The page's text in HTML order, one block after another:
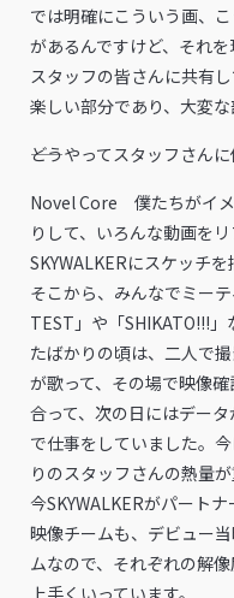
では明確にこういう画、
があるんですけど、それ
スタッフの皆さんに共有
楽しい部分であり、大変な
――どうやってスタッフさん
Novel Core 僕たちがイ
りして、いろんな動画を
SKYWALKERにスケッチ
そこから、みんなでミー
TEST」や「SHIKATO!!!」
たばかりの頃は、二人で
が歌って、その場で映像
合って、次の日にはデー
で仕事をしていました。
りのスタッフさんの熱量
今SKYWALKERがパート
映像チームも、デビュー
ムなので、それぞれの解
上手くいっています。